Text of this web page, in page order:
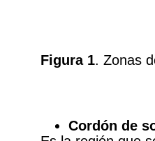
Figura 1. Zonas
Cordón de